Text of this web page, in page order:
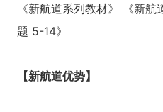
《新航道系列教材》 《新
题 5-14》
【新航道优势】